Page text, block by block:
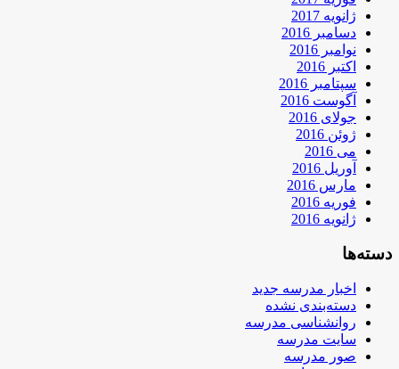
ژانویه 2017
دسامبر 2016
نوامبر 2016
اکتبر 2016
سپتامبر 2016
آگوست 2016
جولای 2016
ژوئن 2016
می 2016
آوریل 2016
مارس 2016
فوریه 2016
ژانویه 2016
دسته‌ها
اخبار مدرسه جدید
دسته‌بندی نشده
روانشناسی مدرسه
سایت مدرسه
صور مدرسه